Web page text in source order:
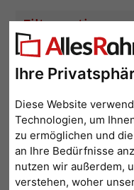
Ihre
Diese Website
Technologien, um
zu ermöglichen und
an Ihre Bedürfnisse
nutzen wir außerdem,
verstehen, woher
< 1 2 3 4
Beliebtheit Preis